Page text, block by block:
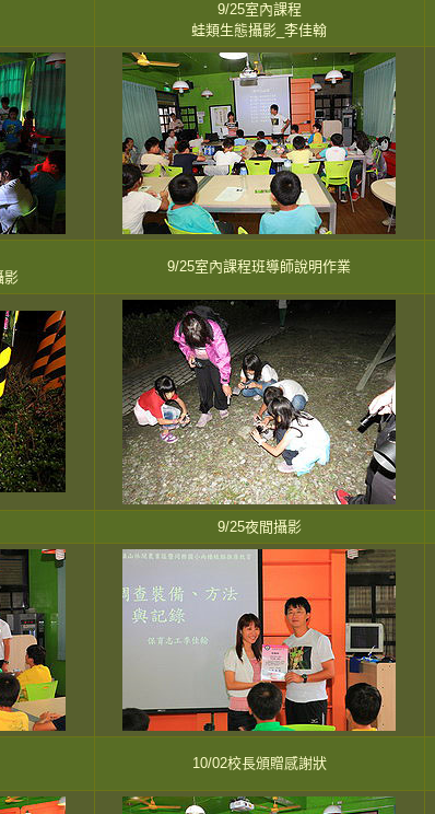
9/25室內課程
蛙類生態攝影_李佳翰
影
9/25室內課程班導師說明作業
9/25夜間攝影
10/02校長頒贈感謝狀